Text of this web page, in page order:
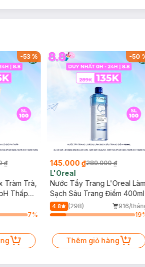
-53%
₫
Tràm Trà,
Thấp
7%
-50
145.000 ₫289.000 ₫
L'Oreal
Nước Tẩy Trang L'Oreal Làm
Sạch Sâu Trang Điểm 400ml
4.8 (298)
916/
19
Thêm giỏ hàng